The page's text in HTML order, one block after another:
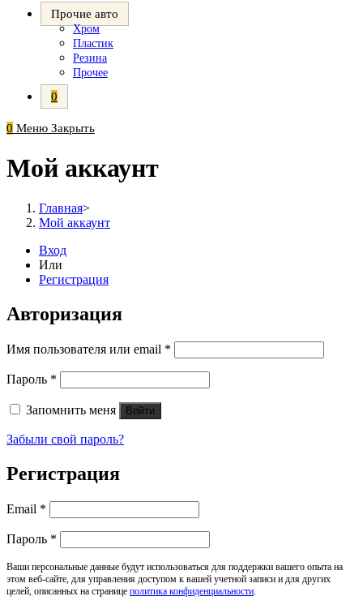
Прочие авто
Хром
Пластик
Резина
Прочее
0
0 Меню Закрыть
Мой аккаунт
Главная>
Мой аккаунт
Вход
Или
Регистрация
Авторизация
Имя пользователя или email *
Пароль *
Запомнить меня Войти
Забыли свой пароль?
Регистрация
Email *
Пароль *
Ваши персональные данные будут использоваться для поддержки вашего опыта на
этом веб-сайте, для управления доступом к вашей учетной записи и для других
целей, описанных на странице политика конфиденциальности